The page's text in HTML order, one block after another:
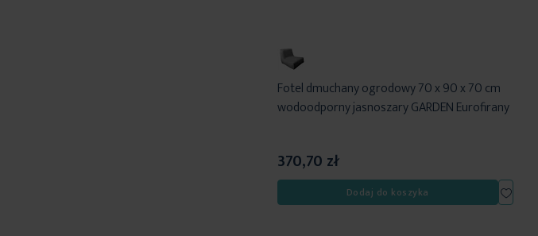
Fotel dmuchany ogrodowy 70 x 90 x 70 cm
wodoodporny jasnoszary GARDEN Eurofirany
370,70 zł
Dodaj do koszyka
Dodaj
do